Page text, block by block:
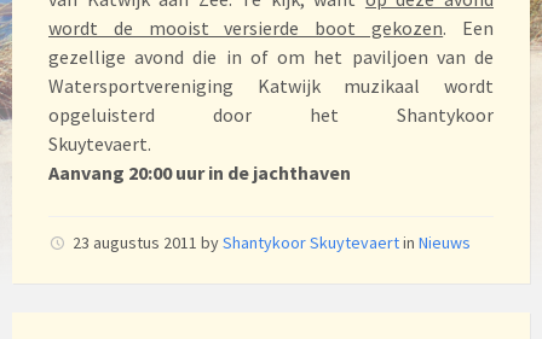
wordt de mooist versierde boot gekozen. Een
gezellige avond die in of om het paviljoen van de
Watersportvereniging Katwijk muzikaal wordt
opgeluisterd door het Shantykoor
Skuytevaert.
Aanvang 20:00 uur in de jachthaven
23 augustus 2011 byShantykoor Skuytevaertin Nieuws